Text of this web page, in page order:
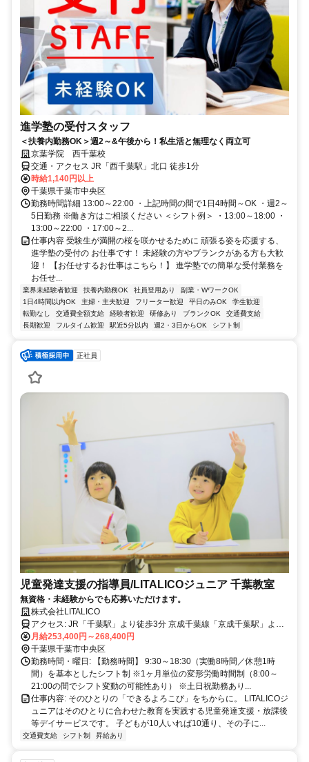
進学塾の受付スタッフ
＜扶養内勤務OK＞週2～&午後から！私生活と無理なく両立可
京葉学院 西千葉校
交通・アクセス JR「西千葉駅」北口 徒歩1分
時給1,140円以上
千葉県千葉市中央区
勤務時間詳細 13:00～22:00 ・上記時間の間で1日4時間～OK ・週2～
5日勤務 ※働き方はご相談ください ＜シフト例＞ ・13:00～18:00 ・
13:00～22:00 ・17:00～2...
仕事内容 受験生が満開の桜を咲かせるために 頑張る姿を応援する、
進学塾の受付の お仕事です！ 未経験の方やブランクがある方も大歓
迎！ 【お任せするお仕事はこちら！】 進学塾での簡単な受付業務を
お任せ...
業界未経験者歓迎 扶養内勤務OK 社員登用あり
副業・WワークOK
1日4時間以内OK
主婦・主夫歓迎 フリーター歓迎 平日のみOK
学生歓迎
転勤なし
交通費全額支給 経験者歓迎 研修あり ブランクOK
交通費支給
長期歓迎
フルタイム歓迎 駅近5分以内 週2・3日からOK シフト制
正社員
児童発達支援の指導員/LITALICOジュニア 千葉教室
無資格・未経験からでも応募いただけます。
株式会社LITALICO
アクセス: JR「千葉駅」より徒歩3分 京成千葉線「京成千葉駅」より
徒歩7分
月給253,400円～268,400円
千葉県千葉市中央区
勤務時間・曜日: 【勤務時間】 9:30～18:30（実働8時間／休憩1時
間）を基本としたシフト制 ※1ヶ月単位の変形労働時間制（8:00～
21:00の間でシフト変動の可能性あり） ※土日祝勤務あり...
仕事内容: そのひとりの「できるよろこび」をちからに。 LITALICOジ
ュニアはそのひとりに合わせた教育を実践する児童発達支援・放課後
等デイサービスです。 子どもが10人いれば10通り、その子に...
交通費支給 シフト制 昇給あり